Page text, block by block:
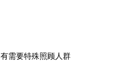
有需要特殊照顾人群